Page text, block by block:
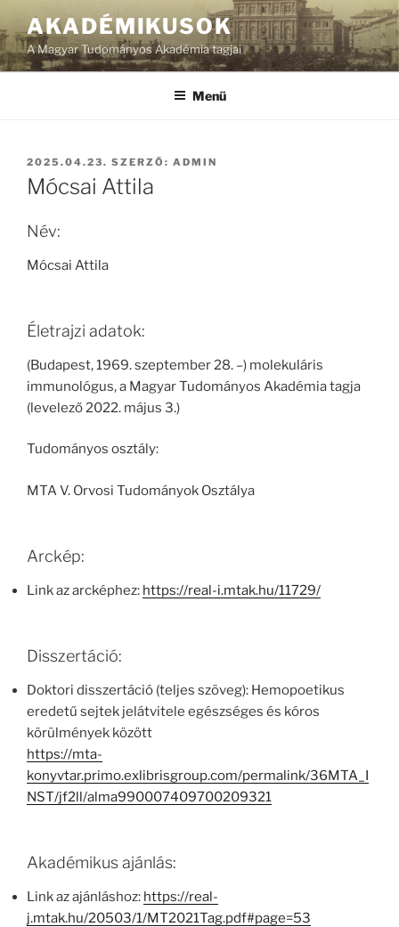
AKADÉMIKUSOK
A Magyar Tudományos Akadémia tagjai
Menü
BEKÜLDVE:
2025.04.23. SZERZŐ: ADMIN
Mócsai Attila
Név:
Mócsai Attila
Életrajzi adatok:
(Budapest, 1969. szeptember 28. –) molekuláris
immunológus, a Magyar Tudományos Akadémia tagja
(levelező 2022. május 3.)
Tudományos osztály:
MTA V. Orvosi Tudományok Osztálya
Arckép:
Link az arcképhez: https://real-i.mtak.hu/11729/
Disszertáció:
Doktori disszertáció (teljes szöveg): Hemopoetikus
eredetű sejtek jelátvitele egészséges és kóros
körülmények között
https://mta-
konyvtar.primo.exlibrisgroup.com/permalink/36MTA_I
NST/jf2ll/alma990007409700209321
Akadémikus ajánlás:
Link az ajánláshoz: https://real-
j.mtak.hu/20503/1/MT2021Tag.pdf#page=53